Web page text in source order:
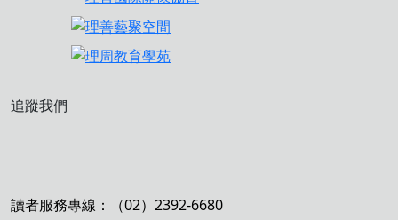
追蹤我們
讀者服務專線：（02）2392-6680